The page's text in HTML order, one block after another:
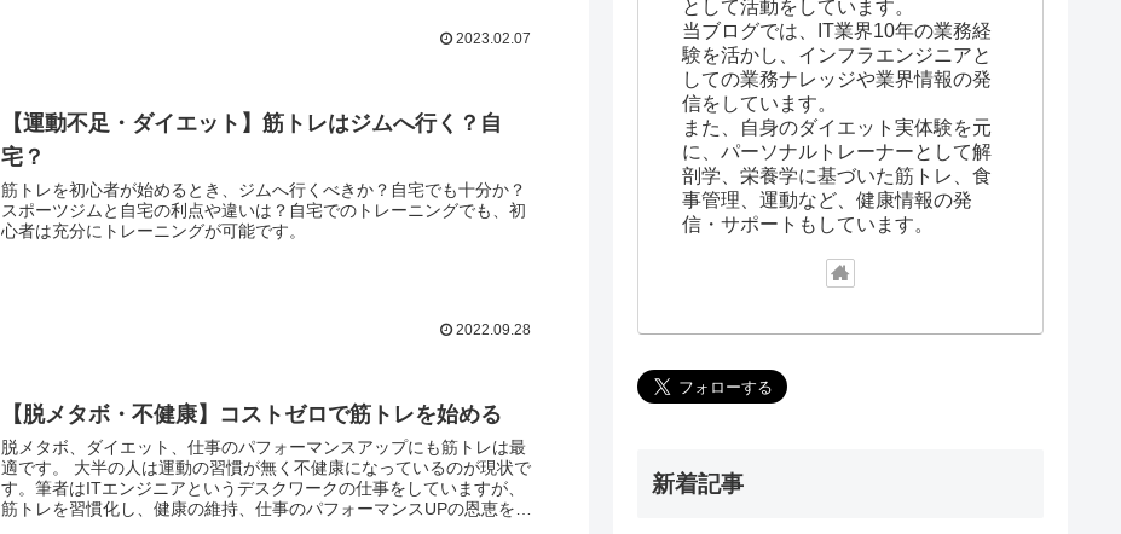
2023.02.07
【運動不足・ダイエット】筋トレはジムへ行く？自
宅？
筋トレを初心者が始めるとき、ジムへ行くべきか？自宅でも十分か？
スポーツジムと自宅の利点や違いは？自宅でのトレーニングでも、初
心者は充分にトレーニングが可能です。
2022.09.28
【脱メタボ・不健康】コストゼロで筋トレを始める
脱メタボ、ダイエット、仕事のパフォーマンスアップにも筋トレは最
適です。 大半の人は運動の習慣が無く不健康になっているのが現状で
す。筆者はITエンジニアというデスクワークの仕事をしていますが、
筋トレを習慣化し、健康の維持、仕事のパフォーマンスUPの恩恵を受
として活動をしています。
当ブログでは、IT業界10年の業務経
験を活かし、インフラエンジニアと
しての業務ナレッジや業界情報の発
信をしています。
また、自身のダイエット実体験を元
に、パーソナルトレーナーとして解
剖学、栄養学に基づいた筋トレ、食
事管理、運動など、健康情報の発
信・サポートもしています。
新着記事